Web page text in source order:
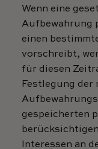
Wenn eine
Aufbewahrung
einen
vorschreibt,
für diesen
Festlegung der
gespeicherten
Interessen an